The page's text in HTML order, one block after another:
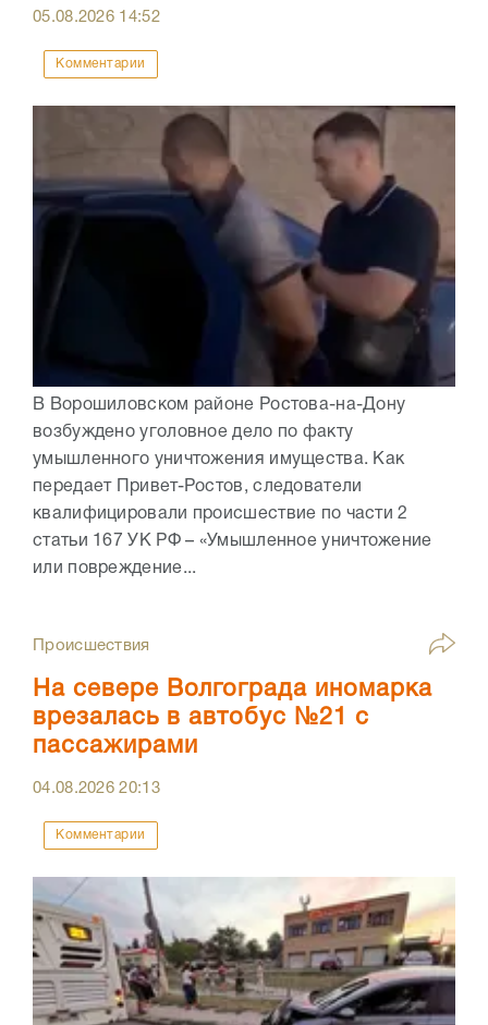
05.08.2026 14:52
Комментарии
В Ворошиловском районе Ростова-на-Дону
возбуждено уголовное дело по факту
умышленного уничтожения имущества. Как
передает Привет-Ростов, следователи
квалифицировали происшествие по части 2
статьи 167 УК РФ – «Умышленное уничтожение
или повреждение...
Происшествия
На севере Волгограда иномарка
врезалась в автобус №21 с
пассажирами
04.08.202620:13
Комментарии